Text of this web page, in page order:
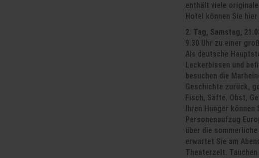
enthält viele originale
Hotel können Sie
2. Tag, Samstag,
9.30 Uhr zu einer
Als deutsche
Leckerbissen und
besuchen die
Geschichte zurück,
Fisch, Säfte, Obst,
Ihren Hunger
Personenaufzug
über die
erwartet Sie am
Theaterzelt.